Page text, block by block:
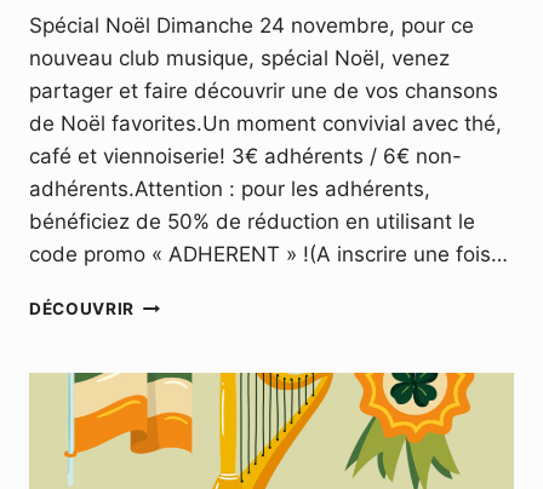
Spécial Noël Dimanche 24 novembre, pour ce
nouveau club musique, spécial Noël, venez
partager et faire découvrir une de vos chansons
de Noël favorites.Un moment convivial avec thé,
café et viennoiserie! 3€ adhérents / 6€ non-
adhérents.Attention : pour les adhérents,
bénéficiez de 50% de réduction en utilisant le
code promo « ADHERENT » !(A inscrire une fois…
DÉCOUVRIR MUSIC
DIMANCHE
24
NOVEMBRE
2024